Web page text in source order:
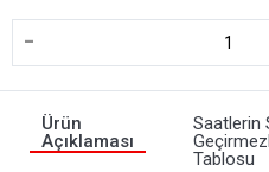
-
Ürün
Açıklaması
Saatlerin
Tablosu